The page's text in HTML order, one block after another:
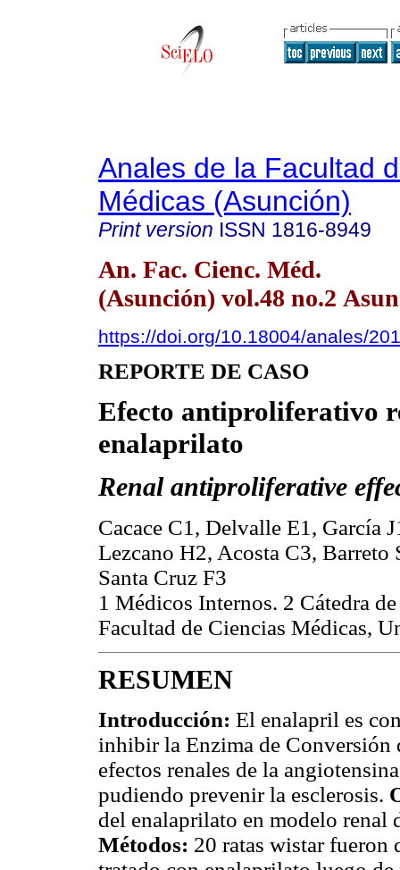
Anales de la Facultad
Médicas (Asunción)
Print version ISSN 1816-8949
An. Fac. Cienc. Méd.
(Asunción) vol.48 no.2
https://doi.org/10.18004/anales/
REPORTE DE CASO
Efecto antiproliferativo
enalaprilato
Renal antiproliferative
Cacace C1, Delvalle E1, García
Lezcano H2, Acosta C3,
Santa Cruz F3
1 Médicos Internos. 2 Cátedra
Facultad de Ciencias Médicas,
RESUMEN
Introducción: El enalapril es
inhibir la Enzima de
efectos renales de la
pudiendo prevenir la esclerosis.
del enalaprilato en modelo renal
Métodos: 20 ratas wistar fueron